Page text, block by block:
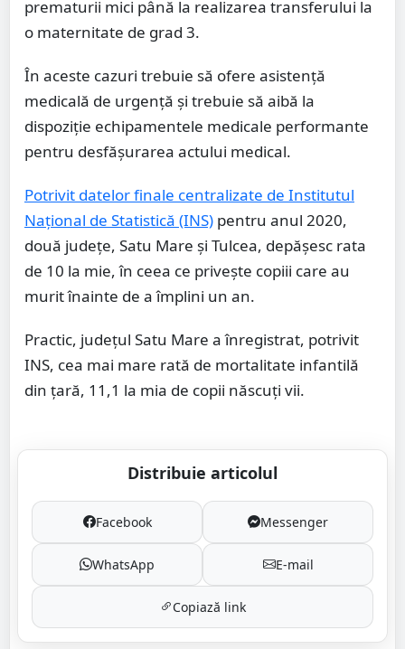
prematurii mici până la realizarea transferului la
o maternitate de grad 3.
În aceste cazuri trebuie să ofere asistență
medicală de urgență și trebuie să aibă la
dispoziție echipamentele medicale performante
pentru desfășurarea actului medical.
Potrivit datelor finale centralizate de Institutul
Național de Statistică (INS) pentru anul 2020,
două județe, Satu Mare și Tulcea, depășesc rata
de 10 la mie, în ceea ce privește copiii care au
murit înainte de a împlini un an.
Practic, județul Satu Mare a înregistrat, potrivit
INS, cea mai mare rată de mortalitate infantilă
din țară, 11,1 la mia de copii născuți vii.
Distribuie articolul
Facebook Messenger
WhatsApp E-mail
Copiază link